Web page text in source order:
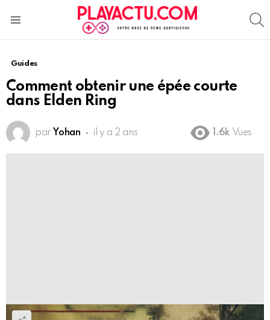
Guides
Comment obtenir une épée courte
dans Elden Ring
par Yohan il y a 2 ans 1.6k Vues